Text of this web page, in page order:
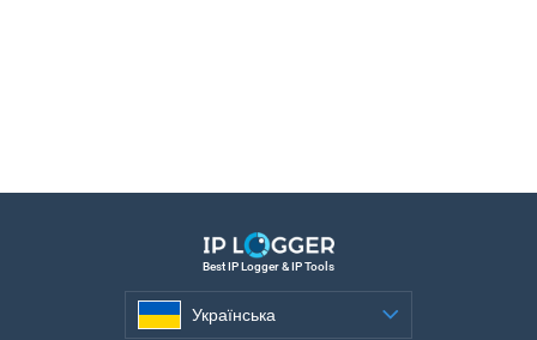
Best IP Logger & IP Tools
Українська